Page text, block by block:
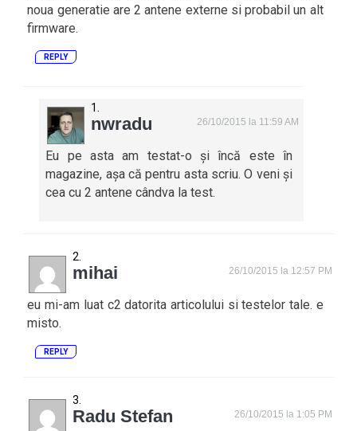
noua generatie are 2 antene externe si probabil un alt
firmware.
REPLY
nwradu 26/10/2015 la 11:59 AM
Eu pe asta am testat-o și încă este în
magazine, așa că pentru asta scriu. O veni și
cea cu 2 antene cândva la test.
mihai 26/10/2015 la 12:57 PM
eu mi-am luat c2 datorita articolului si testelor tale. e
misto.
REPLY
Radu Stefan 26/10/2015 la 1:05 PM